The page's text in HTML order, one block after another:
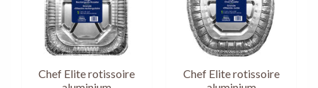
Chef Elite rotissoire
Chef Elite rotissoire